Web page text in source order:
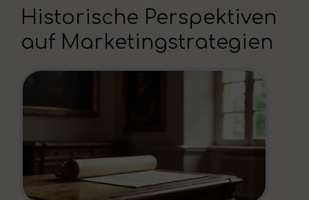
Historische Perspektiven
auf Marketingstrategien